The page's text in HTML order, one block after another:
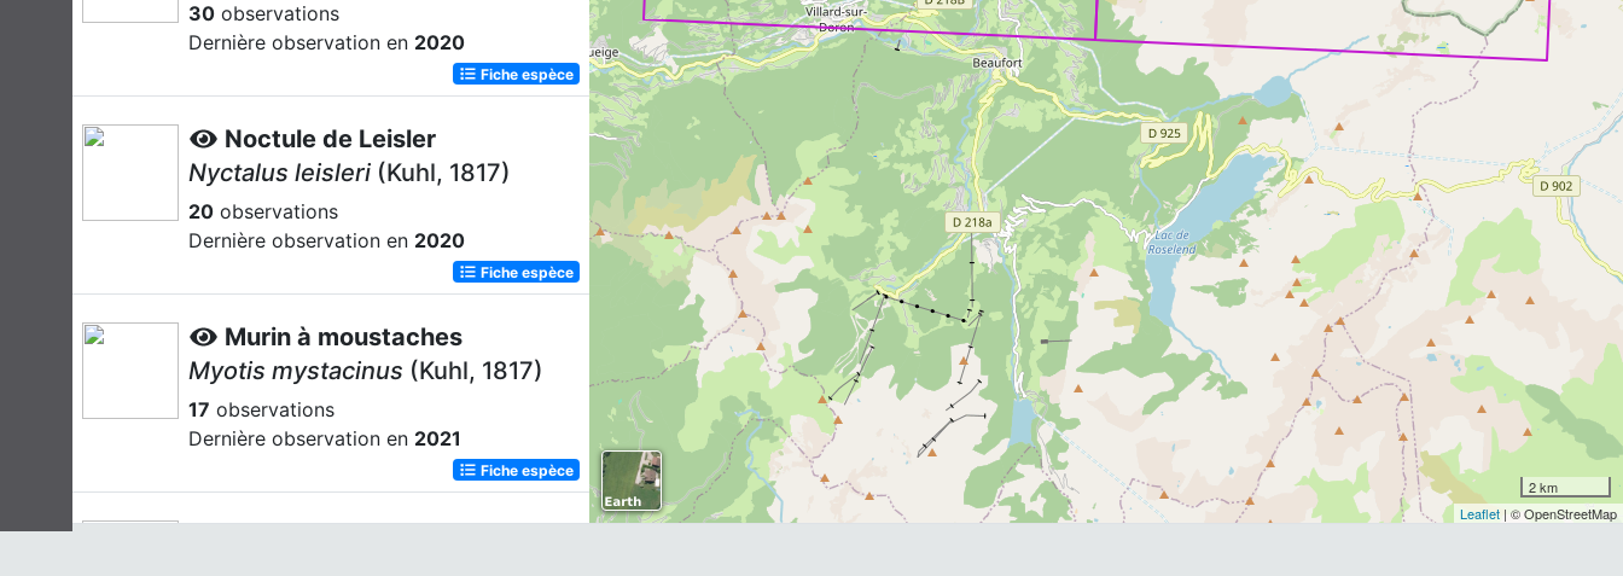
30 observations
Dernière observation en 2020
Fiche espèce
Noctule de Leisler
Nyctalus leisleri (Kuhl, 1817)
20 observations
Dernière observation en 2020
Fiche espèce
Murin à moustaches
Myotis mystacinus (Kuhl, 1817)
17 observations
Dernière observation en 2021
Fiche espèce
2 km
Leaflet | © OpenStreetMap